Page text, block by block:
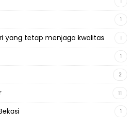
1
yang tetap menjaga kwalitas 1
1
2
11
1